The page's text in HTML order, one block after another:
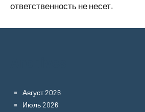
ответственность не несет.
Август 2026
Июль 2026